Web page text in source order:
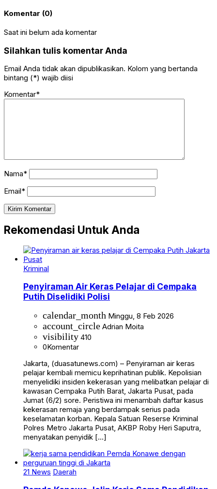
Komentar (0)
Saat ini belum ada komentar
Silahkan tulis komentar Anda
Email Anda tidak akan dipublikasikan. Kolom yang bertanda
bintang (*) wajib diisi
Komentar*
Nama*
Email*
Rekomendasi Untuk Anda
Kriminal
Penyiraman Air Keras Pelajar di Cempaka
Putih Diselidiki Polisi
calendar_month Minggu, 8 Feb 2026
account_circle Adrian Moita
visibility 410
0Komentar
Jakarta, (duasatunews.com) – Penyiraman air keras
pelajar kembali memicu keprihatinan publik. Kepolisian
menyelidiki insiden kekerasan yang melibatkan pelajar di
kawasan Cempaka Putih Barat, Jakarta Pusat, pada
Jumat (6/2) sore. Peristiwa ini menambah daftar kasus
kekerasan remaja yang berdampak serius pada
keselamatan korban. Kepala Satuan Reserse Kriminal
Polres Metro Jakarta Pusat, AKBP Roby Heri Saputra,
menyatakan penyidik […]
21 News Daerah